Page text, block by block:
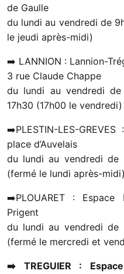
de Gaulle
du lundi au vendredi de
le jeudi après-midi)
➡️ LANNION : Lannion-
3 rue Claude Chappe
du lundi au vendredi
17h30 (17h00 le vendredi)
➡️PLESTIN-LES-
place d’Auvelais
du lundi au vendredi
(fermé le lundi après-midi)
➡️PLOUARET : Espace
Prigent
du lundi au vendredi
(fermé le mercredi et
➡️ TREGUIER :